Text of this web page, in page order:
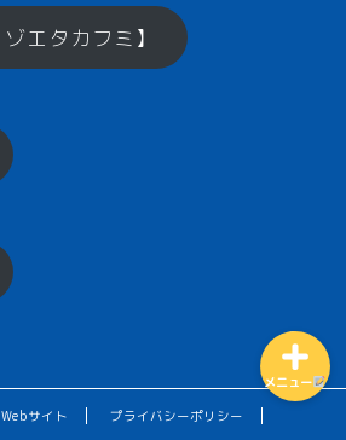
エタカフミ】
サイト
プライバシーポリシー
メニュー
メモざるとは？